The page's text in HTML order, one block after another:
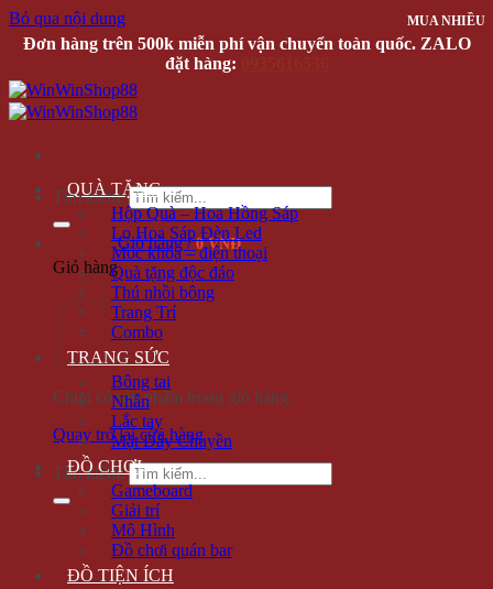
Bỏ qua nội dung
Đơn hàng trên 500k miễn phí vận chuyển toàn quốc. ZALO
đặt hàng:
Tìm kiếm:
Giỏ hàng /0 VNĐ
Giỏ hàng
Chưa có sản phẩm trong giỏ hàng.
Quay trở lại cửa hàng
Tìm kiếm:
QUÀ TẶNG
Hộp Quà – Hoa Hồng Sáp
Lọ Hoa Sáp Đèn Led
Móc khóa – điện thoại
Quà tặng độc đáo
Thú nhồi bông
Trang Trí
Combo
TRANG SỨC
Bông tai
Nhẫn
Lắc tay
Mặt Dây Chuyền
ĐỒ CHƠI
Gameboard
Giải trí
Mô Hình
Đồ chơi quán bar
ĐỒ TIỆN ÍCH
MUA NHIỀU
MUA NHIỀU
MUA NHIỀU
MUA NHIỀU
MUA NHIỀU